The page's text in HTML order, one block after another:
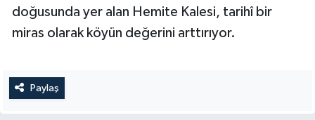
doğusunda yer alan Hemite Kalesi, tarihî bir
miras olarak köyün değerini arttırıyor.
Paylaş